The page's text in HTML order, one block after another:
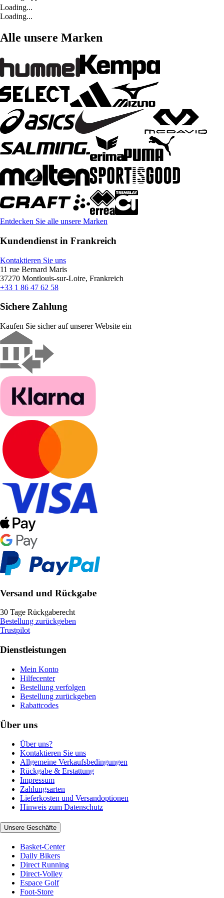
Loading...
Loading...
Alle unsere Marken
Entdecken Sie alle unsere Marken
Kundendienst in Frankreich
Kontaktieren Sie uns
11 rue Bernard Maris
37270 Montlouis-sur-Loire, Frankreich
+33 1 86 47 62 58
Sichere Zahlung
Kaufen Sie sicher auf unserer Website ein
Versand und Rückgabe
30 Tage Rückgaberecht
Bestellung zurückgeben
Trustpilot
Dienstleistungen
Mein Konto
Hilfecenter
Bestellung verfolgen
Bestellung zurückgeben
Rabattcodes
Über uns
Über uns?
Kontaktieren Sie uns
Allgemeine Verkaufsbedingungen
Rückgabe & Erstattung
Impressum
Zahlungsarten
Lieferkosten und Versandoptionen
Hinweis zum Datenschutz
Unsere Geschäfte
Basket-Center
Daily Bikers
Direct Running
Direct-Volley
Espace Golf
Foot-Store